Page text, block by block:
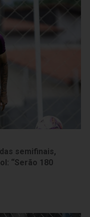
semifinais,
“Serão 180